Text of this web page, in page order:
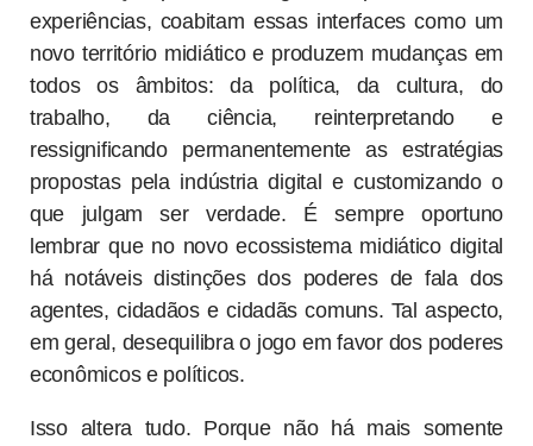
experiências, coabitam essas interfaces como um
novo território midiático e produzem mudanças em
todos os âmbitos: da política, da cultura, do
trabalho, da ciência, reinterpretando e
ressignificando permanentemente as estratégias
propostas pela indústria digital e customizando o
que julgam ser verdade. É sempre oportuno
lembrar que no novo ecossistema midiático digital
há notáveis distinções dos poderes de fala dos
agentes, cidadãos e cidadãs comuns. Tal aspecto,
em geral, desequilibra o jogo em favor dos poderes
econômicos e políticos.
Isso altera tudo. Porque não há mais somente